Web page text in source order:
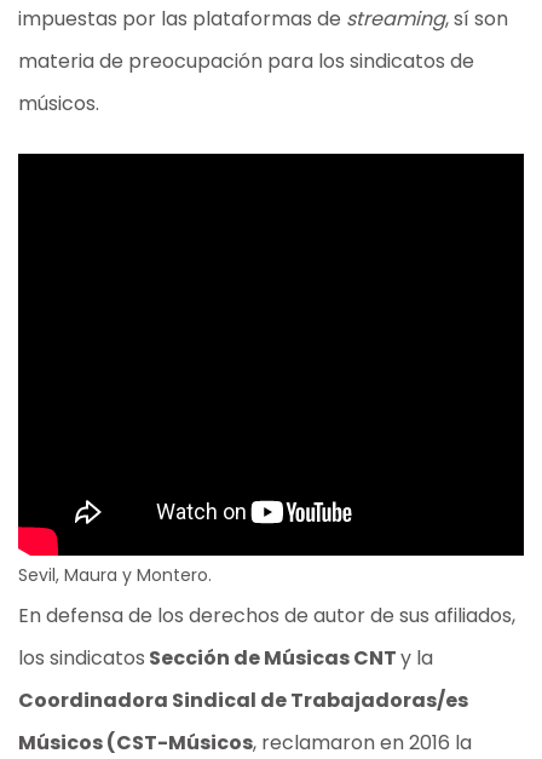
impuestas por las plataformas de streaming, sí son
materia de preocupación para los sindicatos de
músicos.
Sevil, Maura y Montero.
En defensa de los derechos de autor de sus afiliados,
los sindicatos Sección de Músicas CNTy la
Coordinadora Sindical de Trabajadoras/es
Músicos (CST-Músicos, reclamaron en 2016 la